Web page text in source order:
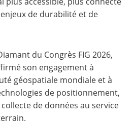
de durabilité et de
du Congrès FIG 2026,
son engagement à
géospatiale mondiale et à
de positionnement,
de données au service